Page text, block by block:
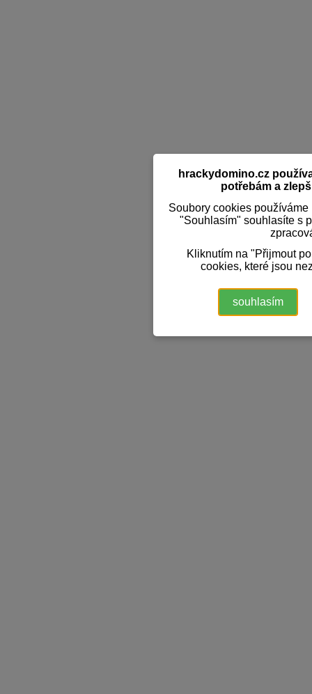
hrackydomino.cz
potřebám a
Soubory cookies
"Souhlasím" souhlasíte s
Kliknutím na "Přijmout
cookies, které jsou
souhlasím